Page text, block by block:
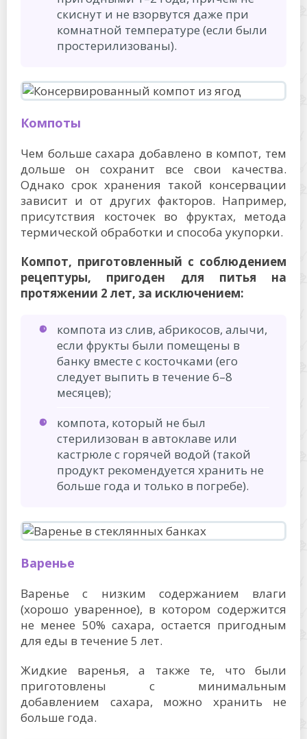
скиснут и не взорвутся даже при
комнатной температуре (если были
простерилизованы).
Компоты
Чем больше сахара добавлено в компот, тем
дольше он сохранит все свои качества.
Однако срок хранения такой консервации
зависит и от других факторов. Например,
присутствия косточек во фруктах, метода
термической обработки и способа укупорки.
Компот, приготовленный с соблюдением
рецептуры, пригоден для питья на
протяжении 2 лет, за исключением:
компота из слив, абрикосов, алычи,
если фрукты были помещены в
банку вместе с косточками (его
следует выпить в течение 6–8
месяцев);
компота, который не был
стерилизован в автоклаве или
кастрюле с горячей водой (такой
продукт рекомендуется хранить не
больше года и только в погребе).
Варенье
Варенье с низким содержанием влаги
(хорошо уваренное), в котором содержится
не менее 50% сахара, остается пригодным
для еды в течение 5 лет.
Жидкие варенья, а также те, что были
приготовлены с минимальным
добавлением сахара, можно хранить не
больше года.